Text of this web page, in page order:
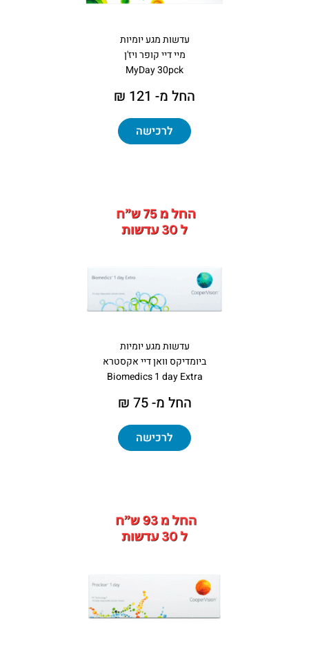
עדשות מגע יומיות
מיי דיי קופר ויז'ן
MyDay 30pck
החל מ- 121 ₪
לרכישה
עדשות מגע יומיות
ביומדיקס וואן דיי אקסטרא
Biomedics 1 day Extra
החל מ- 75 ₪
לרכישה